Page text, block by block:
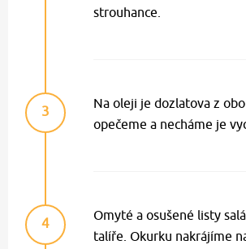
strouhance.
3
Na oleji je dozlatova z
opečeme a necháme je
4
Omyté a osušené listy
talíře. Okurku nakrájíme